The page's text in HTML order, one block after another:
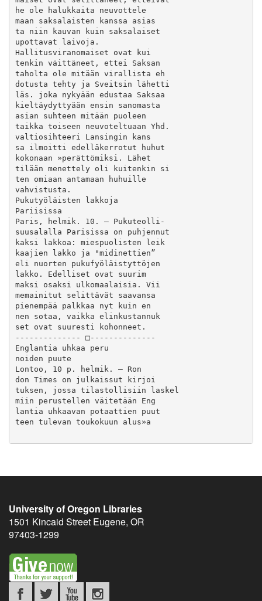
University of Oregon Libraries
1501 Kincaid Street Eugene, OR
97403-1299